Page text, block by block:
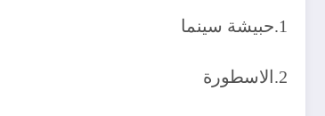
1.حبيشة سينما
2.الاسطورة